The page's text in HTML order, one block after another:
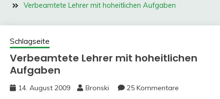
Verbeamtete Lehrer mit hoheitlichen Aufgaben
Schlagseite
Verbeamtete Lehrer mit hoheitlichen
Aufgaben
14. August 2009 Bronski 25 Kommentare